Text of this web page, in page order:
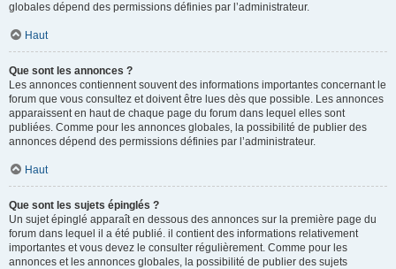
globales dépend des permissions définies par l’administrateur.
Haut
Que sont les annonces ?
Les annonces contiennent souvent des informations importantes concernant le
forum que vous consultez et doivent être lues dès que possible. Les annonces
apparaissent en haut de chaque page du forum dans lequel elles sont
publiées. Comme pour les annonces globales, la possibilité de publier des
annonces dépend des permissions définies par l’administrateur.
Haut
Que sont les sujets épinglés ?
Un sujet épinglé apparaît en dessous des annonces sur la première page du
forum dans lequel il a été publié. il contient des informations relativement
importantes et vous devez le consulter régulièrement. Comme pour les
annonces et les annonces globales, la possibilité de publier des sujets